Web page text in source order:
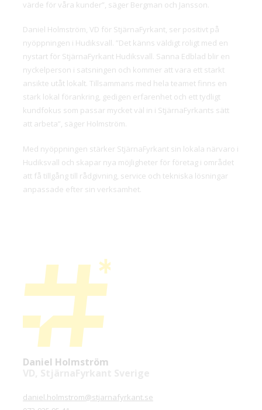
värde för våra kunder”, säger Bergman och Jansson.
Daniel Holmström, VD för StjärnaFyrkant, ser positivt på
nyöppningen i Hudiksvall. ”Det känns väldigt roligt med en
nystart för StjärnaFyrkant Hudiksvall. Sanna Edblad blir en
nyckelperson i satsningen och kommer att vara ett starkt
ansikte utåt lokalt. Tillsammans med hela teamet finns en
stark lokal förankring, gedigen erfarenhet och ett tydligt
kundfokus som passar mycket väl in i StjärnaFyrkants sätt
att arbeta”, säger Holmström.
Med nyöppningen stärker StjärnaFyrkant sin lokala närvaro i
Hudiksvall och skapar nya möjligheter för företag i området
att få tillgång till rådgivning, service och tekniska lösningar
anpassade efter sin verksamhet.
Daniel Holmström
daniel.holmstrom@stjarnafyrkant.se